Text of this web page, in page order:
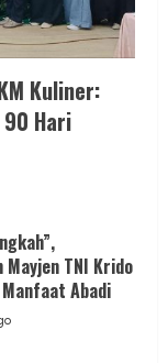
Kuliner:
Hari
TNI Krido
Abadi